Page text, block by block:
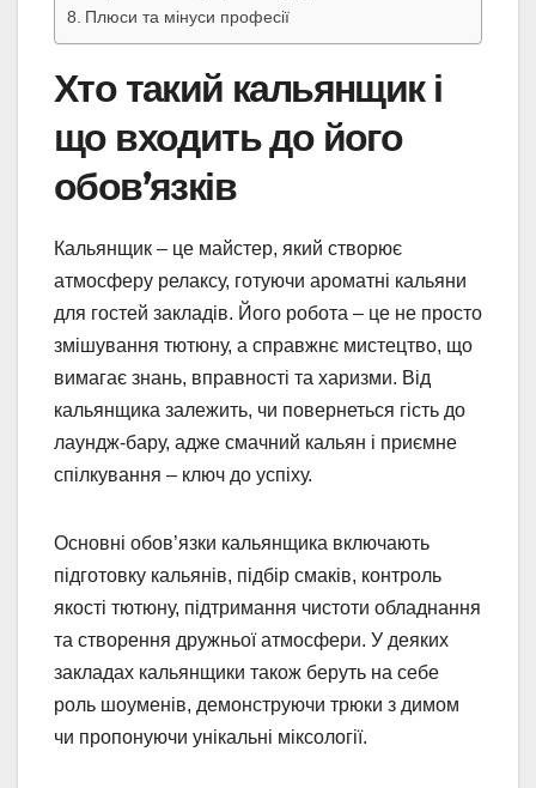
Плюси та мінуси професії
Хто такий кальянщик і
що входить до його
обов’язків
Кальянщик – це майстер, який створює
атмосферу релаксу, готуючи ароматні кальяни
для гостей закладів. Його робота – це не просто
змішування тютюну, а справжнє мистецтво, що
вимагає знань, вправності та харизми. Від
кальянщика залежить, чи повернеться гість до
лаундж-бару, адже смачний кальян і приємне
спілкування – ключ до успіху.
Основні обов’язки кальянщика включають
підготовку кальянів, підбір смаків, контроль
якості тютюну, підтримання чистоти обладнання
та створення дружньої атмосфери. У деяких
закладах кальянщики також беруть на себе
роль шоуменів, демонструючи трюки з димом
чи пропонуючи унікальні міксології.